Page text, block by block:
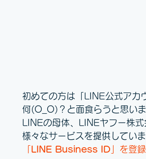
初めての方は「LINE公式アカ
何(O_O)？と面食らうと思いま
LINEの母体、LINEヤフー株式
様々なサービスを提供してい
LINE Business ID 」を登録